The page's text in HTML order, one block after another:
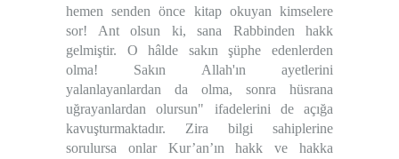
hemen senden önce kitap okuyan kimselere
sor! Ant olsun ki, sana Rabbinden hakk
gelmiştir. O hâlde sakın şüphe edenlerden
olma! Sakın Allah'ın ayetlerini
yalanlayanlardan da olma, sonra hüsrana
uğrayanlardan olursun" ifadelerini de açığa
kavuşturmaktadır. Zira bilgi sahiplerine
sorulursa onlar Kur’an’ın hakk ve hakka